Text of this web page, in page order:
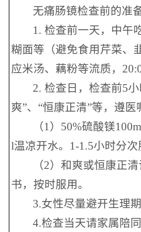
无痛肠镜检查前的准备
1. 检查前一天，中午
糊面等（避免食用芹菜、
应米汤、藕粉等流质，
2. 检查日，检查前5
爽”、“恒康正清”等，遵医
（1）50%硫酸镁
l温凉开水。1-1.5小时分次
（2）和爽或恒康正
书，按时服用。
3.女性尽量避开生理期
4.检查当天请家属陪